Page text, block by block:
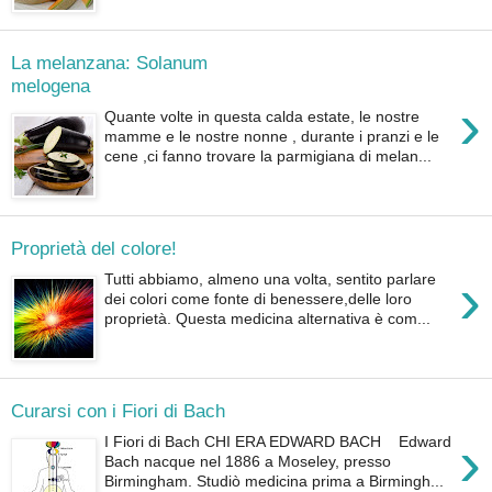
La melanzana: Solanum
melogena
›
Quante volte in questa calda estate, le nostre
mamme e le nostre nonne , durante i pranzi e le
cene ,ci fanno trovare la parmigiana di melan...
Proprietà del colore!
›
Tutti abbiamo, almeno una volta, sentito parlare
dei colori come fonte di benessere,delle loro
proprietà. Questa medicina alternativa è com...
Curarsi con i Fiori di Bach
›
I Fiori di Bach CHI ERA EDWARD BACH Edward
Bach nacque nel 1886 a Moseley, presso
Birmingham. Studiò medicina prima a Birmingh...